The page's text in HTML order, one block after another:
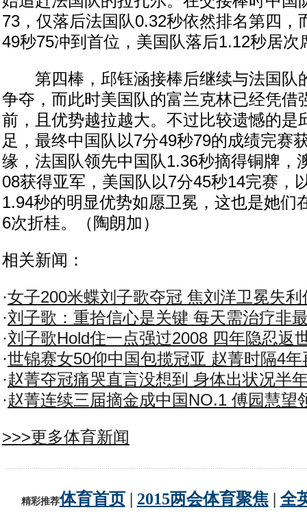
73，仅落后法国队0.32秒依然排名第四，
49秒75冲到首位，美国队落后1.12秒居次
第四棒，邱钰涵接棒后继续与法国队
争夺，而此时美国队的富兰克林已经凭借
前，且优势越拉越大。不过比较遗憾的是
足，最终中国队以7分49秒79的成绩完赛
缘，法国队领先中国队1.36秒摘得铜牌，
08获得亚军，美国队以7分45秒14完赛，
1.94秒的明显优势如愿卫冕，这也是她们
6次折桂。（陶朗加）
相关新闻：
·女子200米蝶刘子歌夺冠 焦刘洋卫冕失利
·刘子歌：重拾信心是关键 每天需治疗非
·刘子歌Hold住一点强过2008 四年隐忍返
·世锦赛女50仰中国包揽冠亚 赵菁时隔4年
·赵菁夺冠痛哭直言没想到 身体出状况半
·赵菁连续三届摘金成中国NO.1 傅园慧望
>>>更多体育新闻